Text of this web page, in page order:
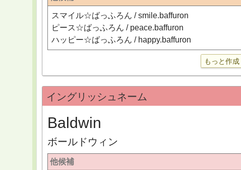
スマイル☆ばっふろん / smile.baffuron
ピース☆ばっふろん / peace.baffuron
ハッピー☆ばっふろん / happy.baffuron
もっと作成
イングリッシュネーム
Baldwin
ボールドウィン
他候補